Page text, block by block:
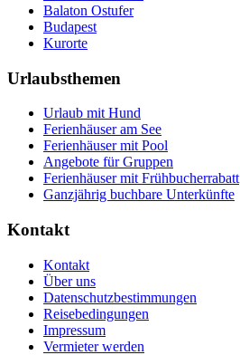
Balaton Ostufer
Budapest
Kurorte
Urlaubsthemen
Urlaub mit Hund
Ferienhäuser am See
Ferienhäuser mit Pool
Angebote für Gruppen
Ferienhäuser mit Frühbucherrabatt
Ganzjährig buchbare Unterkünfte
Kontakt
Kontakt
Über uns
Datenschutzbestimmungen
Reisebedingungen
Impressum
Vermieter werden